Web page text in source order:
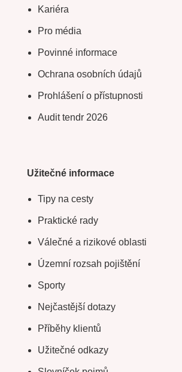
Kariéra
Pro média
Povinné informace
Ochrana osobních údajů
Prohlášení o přístupnosti
Audit tendr 2026
Užitečné informace
Tipy na cesty
Praktické rady
Válečné a rizikové oblasti
Územní rozsah pojištění
Sporty
Nejčastější dotazy
Příběhy klientů
Užitečné odkazy